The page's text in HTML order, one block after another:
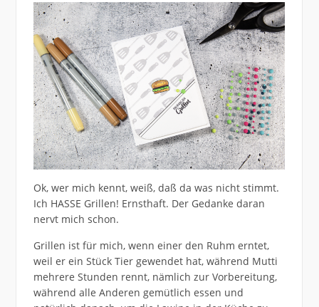
Ok, wer mich kennt, weiß, daß da was nicht stimmt.
Ich HASSE Grillen! Ernsthaft. Der Gedanke daran
nervt mich schon.
Grillen ist für mich, wenn einer den Ruhm erntet,
weil er ein Stück Tier gewendet hat, während Mutti
mehrere Stunden rennt, nämlich zur Vorbereitung,
während alle Anderen gemütlich essen und